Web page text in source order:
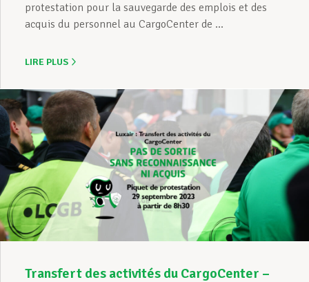
protestation pour la sauvegarde des emplois et des
acquis du personnel au CargoCenter de ...
LIRE PLUS
Transfert des activités du CargoCenter –